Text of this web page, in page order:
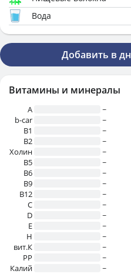
Вода
Добавить в
Витамины и минералы
A
~
b-car
~
В1
~
B2
~
Холин
~
B5
~
B6
~
B9
~
B12
~
C
~
D
~
E
~
H
~
вит.К
~
PP
~
Калий
~